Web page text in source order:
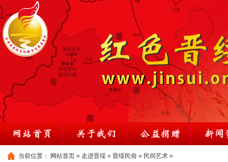
当前位置： 网站首页 » 走进晋绥 » 晋绥民俗 » 民间艺术 »